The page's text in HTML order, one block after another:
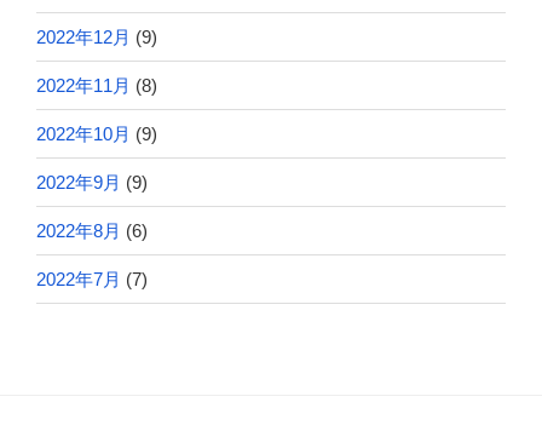
2022年12月 (9)
2022年11月 (8)
2022年10月 (9)
2022年9月 (9)
2022年8月 (6)
2022年7月 (7)